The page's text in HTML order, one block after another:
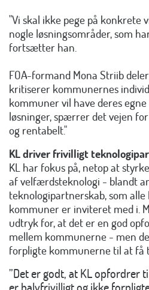
"Vi skal ikke pege på konkrete
nogle løsningsområder, som
fortsætter han.
FOA-formand Mona Striib
kritiserer kommunernes
kommuner vil have deres
løsninger, spærrer det vejen
og rentabelt."
KL driver frivilligt
KL har fokus på, netop at
af velfærdsteknologi - blandt
teknologipartnerskab, som
kommuner er inviteret med i.
udtryk for, at det er en god
mellem kommunerne - men
forpligte kommunerne til at få
”Det er godt, at KL opfordrer